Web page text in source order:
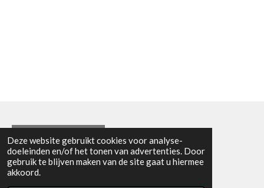
Deze website gebruikt cookies voor analyse-
doeleinden en/of het tonen van advertenties. Door
gebruik te blijven maken van de site gaat u hiermee
akkoord.
Algemene voorwaarden
© 2021 - RC en mineralenshop Het vlinderpad
Powered by